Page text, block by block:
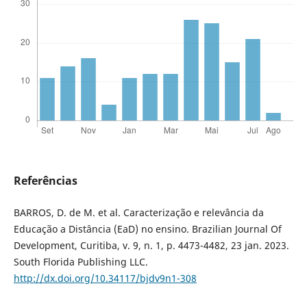
Referências
BARROS, D. de M. et al. Caracterização e relevância da
Educação a Distância (EaD) no ensino. Brazilian Journal Of
Development, Curitiba, v. 9, n. 1, p. 4473-4482, 23 jan. 2023.
South Florida Publishing LLC.
http://dx.doi.org/10.34117/bjdv9n1-308